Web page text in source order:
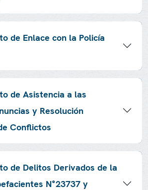
de Enlace con la Policía
de Asistencia a las
y Resolución
Conflictos
de Delitos Derivados de la
N°23737 y